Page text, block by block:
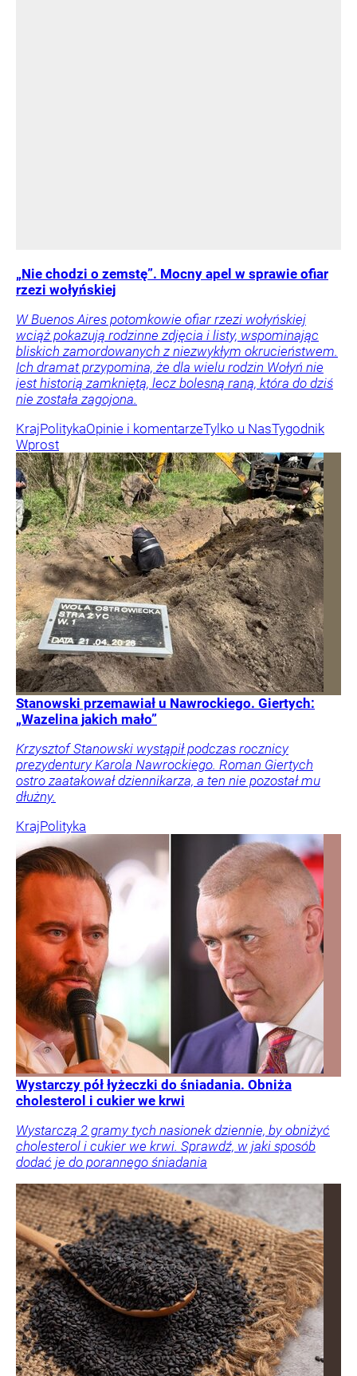
„Nie chodzi o zemstę”. Mocny apel w sprawie ofiar
rzezi wołyńskiej
W Buenos Aires potomkowie ofiar rzezi wołyńskiej
wciąż pokazują rodzinne zdjęcia i listy, wspominając
bliskich zamordowanych z niezwykłym okrucieństwem.
Ich dramat przypomina, że dla wielu rodzin Wołyń nie
jest historią zamkniętą, lecz bolesną raną, która do dziś
nie została zagojona.
KrajPolitykaOpinie i komentarzeTylko u NasTygodnik
Wprost
Stanowski przemawiał u Nawrockiego. Giertych:
„Wazelina jakich mało”
Krzysztof Stanowski wystąpił podczas rocznicy
prezydentury Karola Nawrockiego. Roman Giertych
ostro zaatakował dziennikarza, a ten nie pozostał mu
dłużny.
KrajPolityka
Wystarczy pół łyżeczki do śniadania. Obniża
cholesterol i cukier we krwi
Wystarczą 2 gramy tych nasionek dziennie, by obniżyć
cholesterol i cukier we krwi. Sprawdź, w jaki sposób
dodać je do porannego śniadania